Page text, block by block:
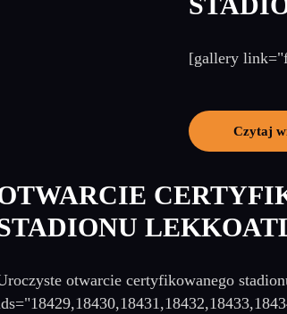
[gallery
Czytaj
otwarcie certyfikowanego